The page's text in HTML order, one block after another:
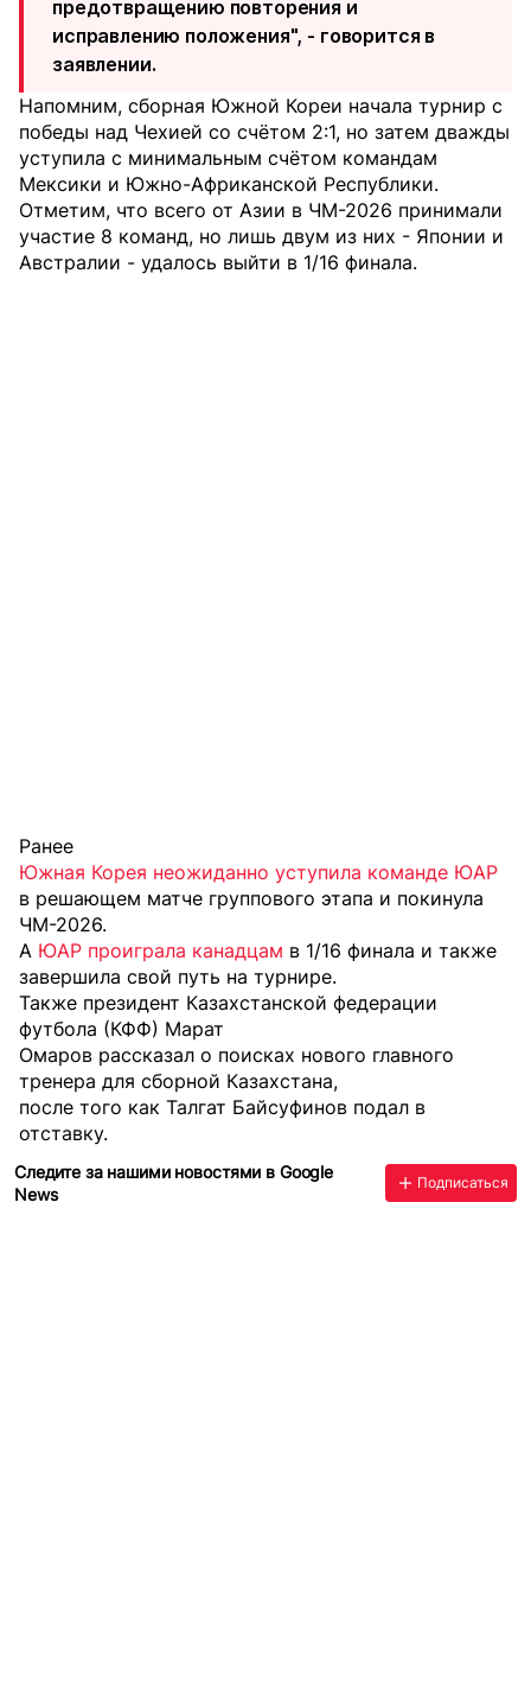
предотвращению повторения и
исправлению положения", - говорится в
заявлении.
Напомним, сборная Южной Кореи начала турнир с
победы над Чехией со счётом 2:1, но затем дважды
уступила с минимальным счётом командам
Мексики и Южно-Африканской Республики.
Отметим, что всего от Азии в ЧМ-2026 принимали
участие 8 команд, но лишь двум из них - Японии и
Австралии - удалось выйти в 1/16 финала.
Ранее
Южная Корея неожиданно уступила команде ЮАР
в решающем матче группового этапа и покинула
ЧМ-2026.
А ЮАР проиграла канадцам в 1/16 финала и также
завершила свой путь на турнире.
Также президент Казахстанской федерации
футбола (КФФ) Марат
Омаров рассказал о поисках нового главного
тренера для сборной Казахстана,
после того как Талгат Байсуфинов подал в
отставку.
Следите за нашими новостями в Google
News
Подписаться